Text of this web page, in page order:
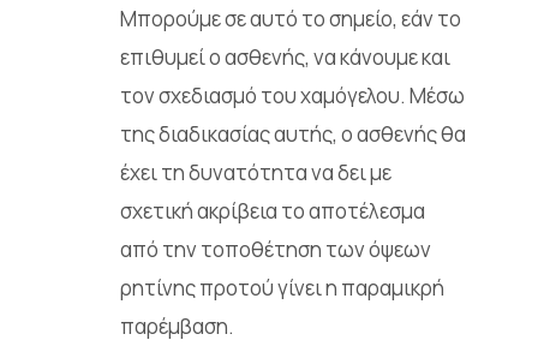
Μπορούμε σε αυτό το σημείο, εάν το
επιθυμεί ο ασθενής, να κάνουμε και
τον σχεδιασμό του χαμόγελου. Μέσω
της διαδικασίας αυτής, ο ασθενής θα
έχει τη δυνατότητα να δει με
σχετική ακρίβεια το αποτέλεσμα
από την τοποθέτηση των όψεων
ρητίνης προτού γίνει η παραμικρή
παρέμβαση.